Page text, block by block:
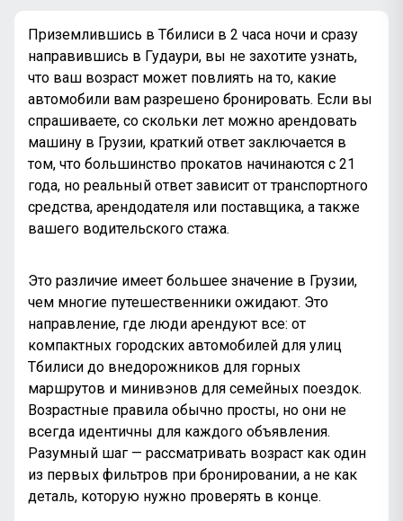
Приземлившись в Тбилиси в 2 часа ночи и сразу
направившись в Гудаури, вы не захотите узнать,
что ваш возраст может повлиять на то, какие
автомобили вам разрешено бронировать. Если вы
спрашиваете, со скольки лет можно арендовать
машину в Грузии, краткий ответ заключается в
том, что большинство прокатов начинаются с 21
года, но реальный ответ зависит от транспортного
средства, арендодателя или поставщика, а также
вашего водительского стажа.
Это различие имеет большее значение в Грузии,
чем многие путешественники ожидают. Это
направление, где люди арендуют все: от
компактных городских автомобилей для улиц
Тбилиси до внедорожников для горных
маршрутов и минивэнов для семейных поездок.
Возрастные правила обычно просты, но они не
всегда идентичны для каждого объявления.
Разумный шаг — рассматривать возраст как один
из первых фильтров при бронировании, а не как
деталь, которую нужно проверять в конце.